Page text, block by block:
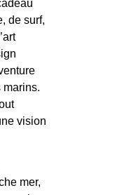
de surf,
marins.
vision
mer,